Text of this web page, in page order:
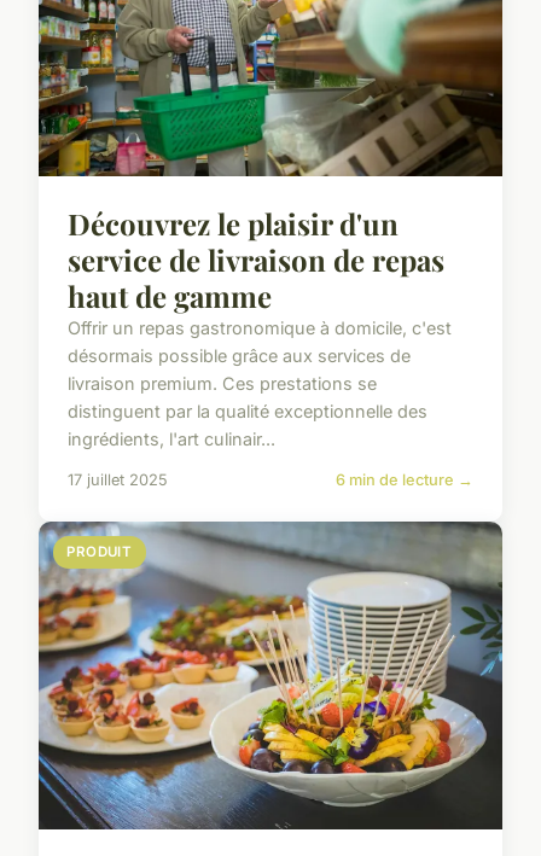
Découvrez le plaisir d'un
service de livraison de repas
haut de gamme
Offrir un repas gastronomique à domicile, c'est
désormais possible grâce aux services de
livraison premium. Ces prestations se
distinguent par la qualité exceptionnelle des
ingrédients, l'art culinair...
17 juillet 2025 6 min de lecture →
PRODUIT